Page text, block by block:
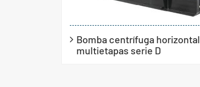
Bomba centrífuga horizontal
multietapas serie D